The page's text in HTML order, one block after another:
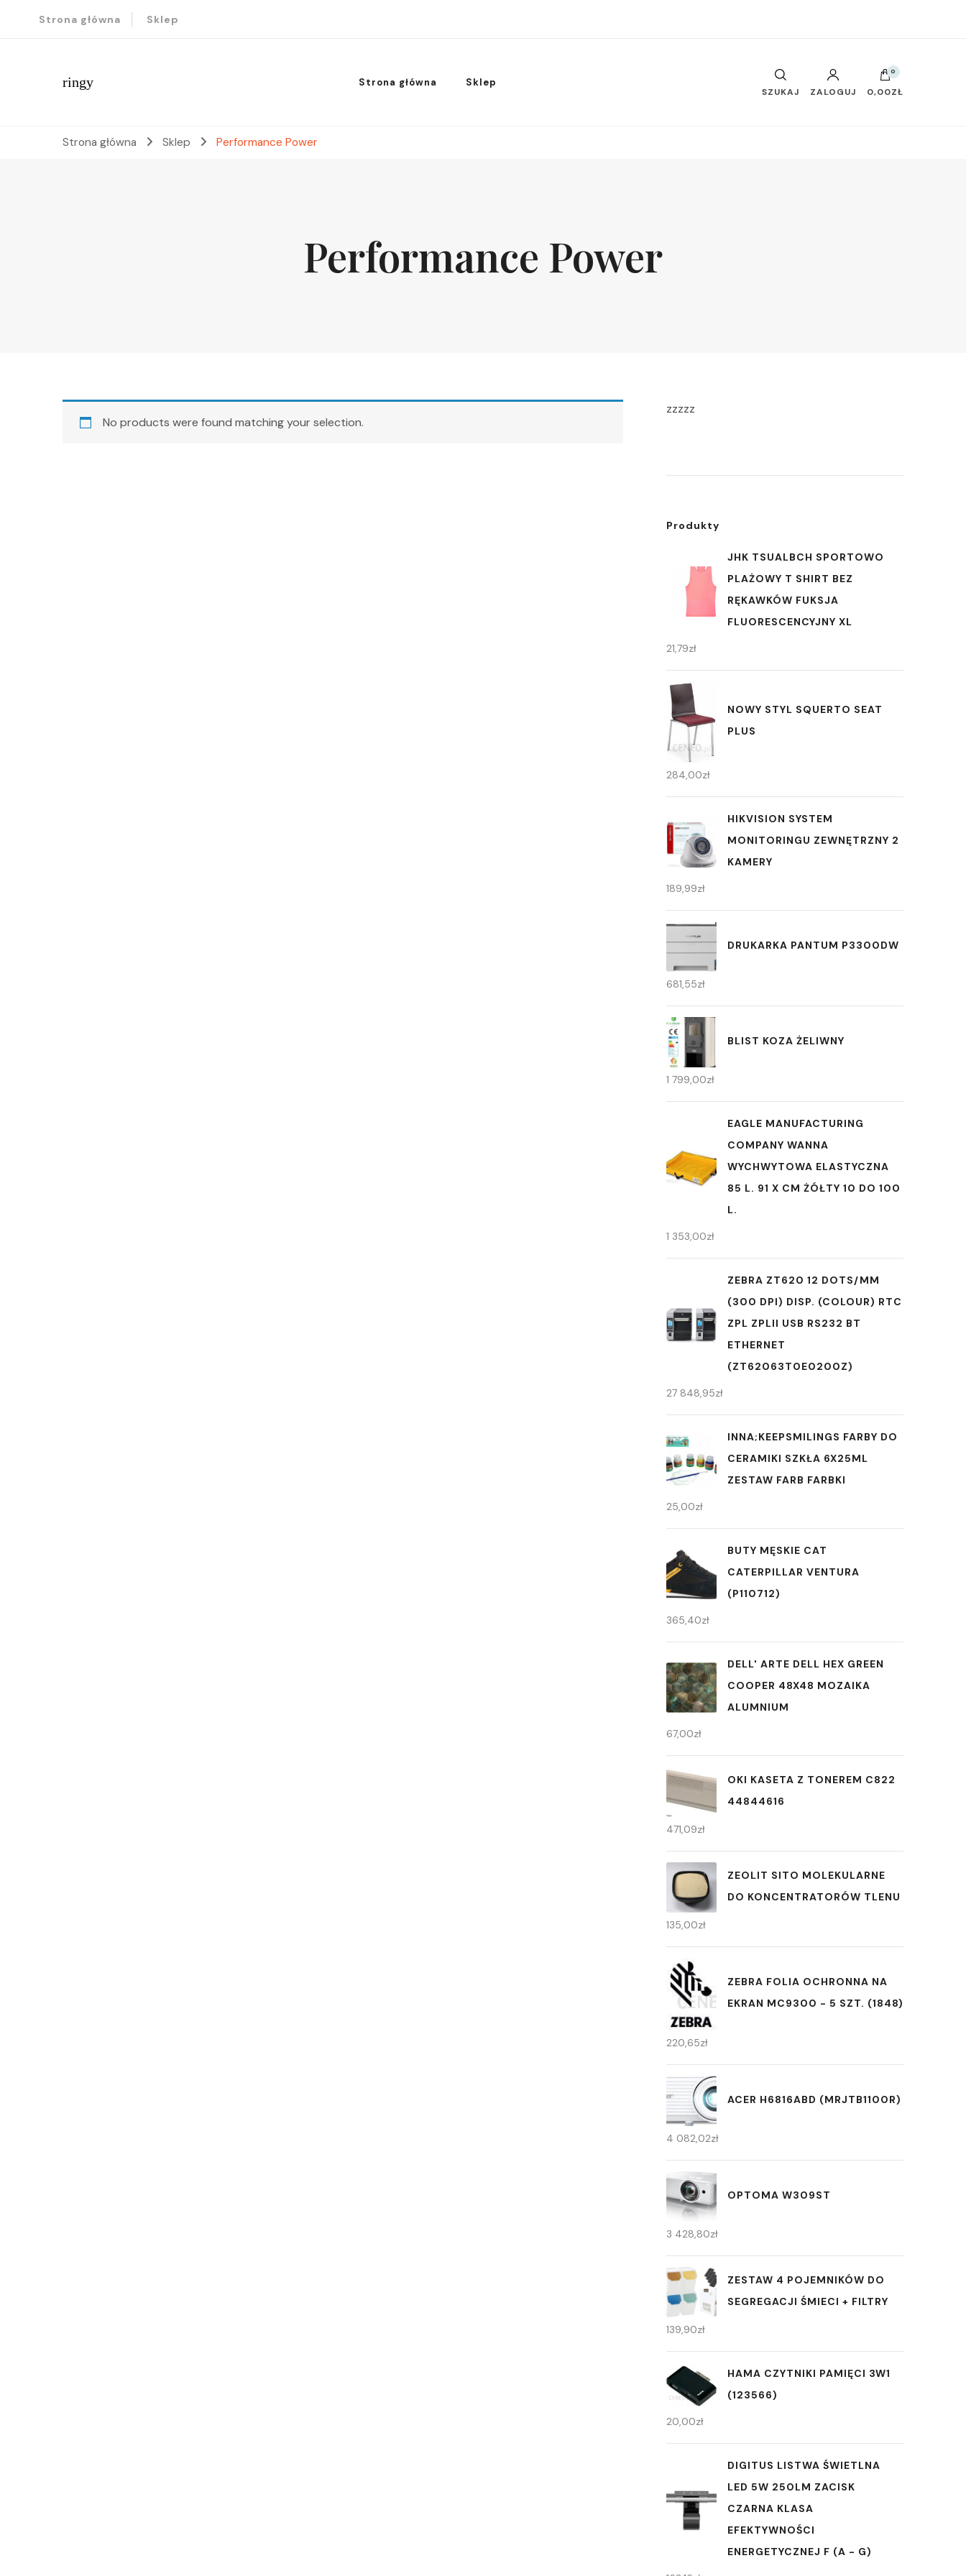
Strona główna Sklep
ringy Strona główna Sklep
SZUKAJ ZALOGUJ
0
0,00ZŁ
Strona główna Sklep Performance Power
Performance Power
No products were found matching your selection.
zzzzz
Produkty
JHK TSUALBCH SPORTOWO
PLAŻOWY T SHIRT BEZ
RĘKAWKÓW FUKSJA
FLUORESCENCYJNY XL
21,79zł
NOWY STYL SQUERTO SEAT
PLUS
284,00zł
HIKVISION SYSTEM
MONITORINGU ZEWNĘTRZNY 2
KAMERY
189,99zł
DRUKARKA PANTUM P3300DW
681,55zł
BLIST KOZA ŻELIWNY
1 799,00zł
EAGLE MANUFACTURING
COMPANY WANNA
WYCHWYTOWA ELASTYCZNA
85 L. 91 X CM ŻÓŁTY 10 DO 100
L.
1 353,00zł
ZEBRA ZT620 12 DOTS/MM
(300 DPI) DISP. (COLOUR) RTC
ZPL ZPLII USB RS232 BT
ETHERNET
(ZT62063T0E0200Z)
27 848,95zł
INNA;KEEPSMILINGS FARBY DO
CERAMIKI SZKŁA 6X25ML
ZESTAW FARB FARBKI
25,00zł
BUTY MĘSKIE CAT
CATERPILLAR VENTURA
(P110712)
365,40zł
DELL' ARTE DELL HEX GREEN
COOPER 48X48 MOZAIKA
ALUMNIUM
67,00zł
OKI KASETA Z TONEREM C822
44844616
471,09zł
ZEOLIT SITO MOLEKULARNE
DO KONCENTRATORÓW TLENU
135,00zł
ZEBRA FOLIA OCHRONNA NA
EKRAN MC9300 - 5 SZT. (1848)
220,65zł
ACER H6816ABD (MRJTB1100R)
4 082,02zł
OPTOMA W309ST
3 428,80zł
ZESTAW 4 POJEMNIKÓW DO
SEGREGACJI ŚMIECI + FILTRY
139,90zł
HAMA CZYTNIKI PAMIĘCI 3W1
(123566)
20,00zł
DIGITUS LISTWA ŚWIETLNA
LED 5W 250LM ZACISK
CZARNA KLASA
EFEKTYWNOŚCI
ENERGETYCZNEJ F (A - G)